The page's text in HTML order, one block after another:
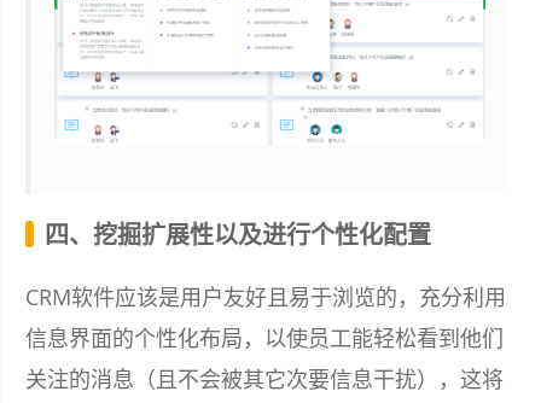
四、挖掘扩展性以及进行个性化配置
CRM软件应该是用户友好且易于浏览的，充分利用
信息界面的个性化布局，以使员工能轻松看到他们
关注的消息（且不会被其它次要信息干扰），这将